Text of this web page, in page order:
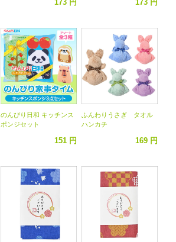
173 円 173 円
のんびり日和 キッチンス
ポンジセット
151 円
ふんわりうさぎ タオル
ハンカチ
169 円